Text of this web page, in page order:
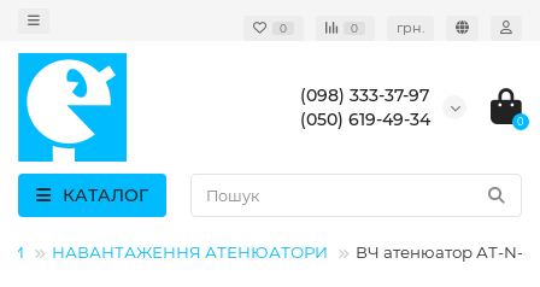
0 0 грн.
(098) 333-37-97
(050) 619-49-34
0
КАТАЛОГ
НАВАНТАЖЕННЯ АТЕНЮАТОРИ ВЧ атенюатор АТ-N-